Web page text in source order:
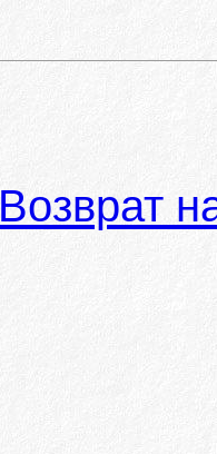
Возврат